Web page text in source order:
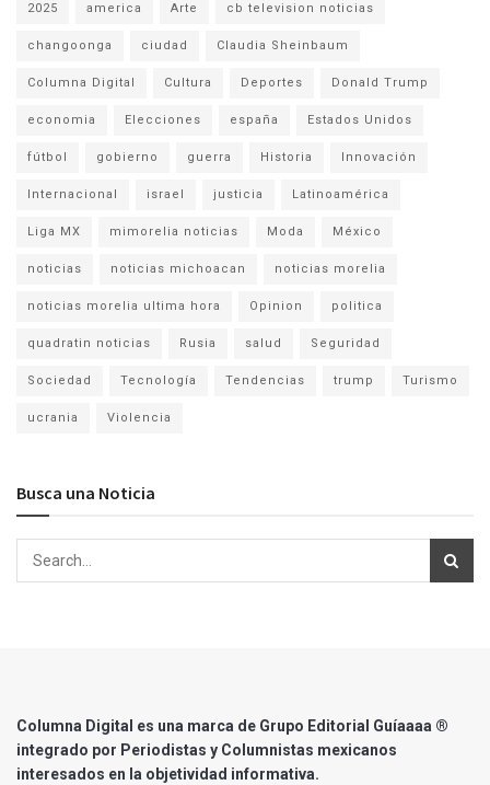
2025 america Arte cb television noticias
changoonga ciudad Claudia Sheinbaum
Columna Digital Cultura Deportes Donald Trump
economia Elecciones españa Estados Unidos
fútbol gobierno guerra Historia Innovación
Internacional israel justicia Latinoamérica
Liga MX mimorelia noticias Moda México
noticias noticias michoacan noticias morelia
noticias morelia ultima hora Opinion politica
quadratin noticias Rusia salud Seguridad
Sociedad Tecnología Tendencias trump Turismo
ucrania Violencia
Busca una Noticia
Columna Digital es una marca de Grupo Editorial Guíaaaa ®
integrado por Periodistas y Columnistas mexicanos
interesados en la objetividad informativa.